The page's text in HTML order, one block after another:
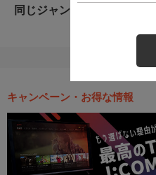
同じジャンルのおすすめ番組
キャンペーン・お得な情報